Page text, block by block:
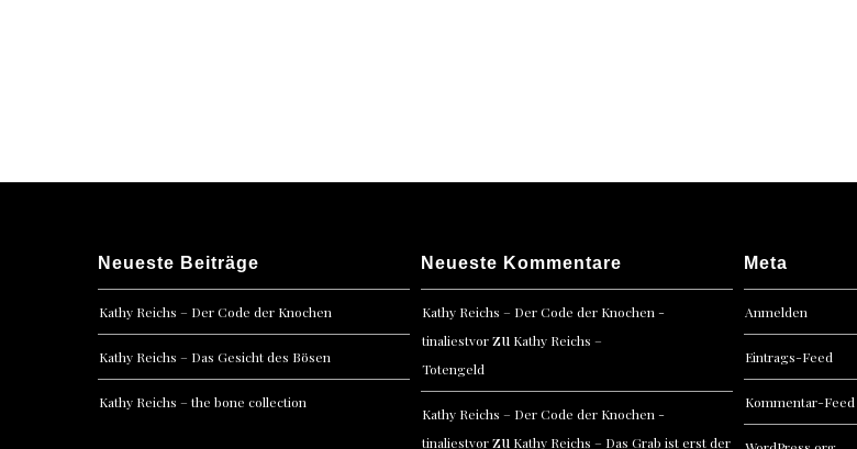
Neueste Beiträge
Kathy Reichs – Der Code der Knochen
Kathy Reichs – Das Gesicht des Bösen
Kathy Reichs – the bone collection
Neueste Kommentare
Kathy Reichs – Der Code der Knochen -
tinaliestvorzu Kathy Reichs –
Totengeld
Kathy Reichs – Der Code der Knochen -
tinaliestvorzu Kathy Reichs – Das Grab ist erst der
Meta
Anmelden
Eintrags-Feed
Kommentar-Feed